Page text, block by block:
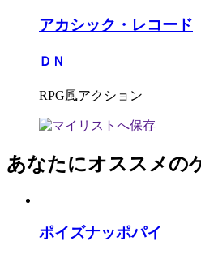
アカシック・レコード
ＤＮ
RPG風アクション
あなたにオススメの
ポイズナッポパイ